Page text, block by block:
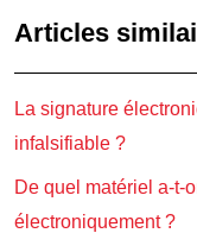
Articles
La signature
infalsifiable ?
De quel matériel a-t-
électroniquement ?